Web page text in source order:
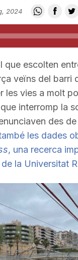
2024
que escolten
veïns del barri
les vies a molt
interromp la
des
les dades
, una recerca
la Universitat